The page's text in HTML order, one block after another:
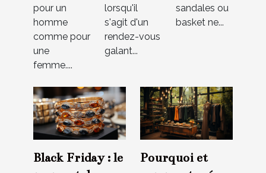
pour un
homme
comme pour
une
femme....
lorsqu'il
s'agit d'un
rendez-vous
galant...
sandales ou
basket ne...
Black Friday : le
Pourquoi et